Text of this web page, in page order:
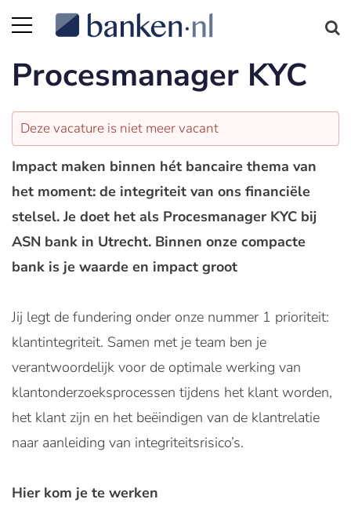
Procesmanager KYC
Deze vacature is niet meer vacant
Impact maken binnen hét bancaire thema van
het moment: de integriteit van ons financiële
stelsel. Je doet het als Procesmanager KYC bij
ASN bank in Utrecht. Binnen onze compacte
bank is je waarde en impact groot
Jij legt de fundering onder onze nummer 1 prioriteit:
klantintegriteit. Samen met je team ben je
verantwoordelijk voor de optimale werking van
klantonderzoeksprocessen tijdens het klant worden,
het klant zijn en het beëindigen van de klantrelatie
naar aanleiding van integriteitsrisico’s.
Hier kom je te werken